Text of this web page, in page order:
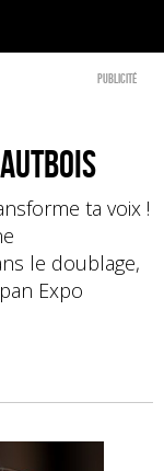
Publicité
ta voix !
le doublage,
Expo